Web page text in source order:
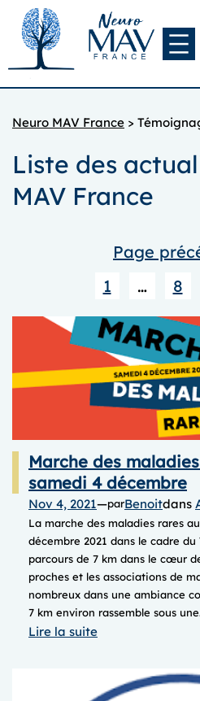
Aller
contenu
Neuro MAV France >
Liste des
MAV France
Page
1
… 8
Marche des
samedi 4 décembre
Nov 4, 2021—parBenoitdans
La marche des maladies rares
décembre 2021 dans le cadre du
parcours de 7 km dans le cœur
proches et les associations de
nombreux dans une ambiance
7 km environ rassemble sous
Lire la suite:
maladies